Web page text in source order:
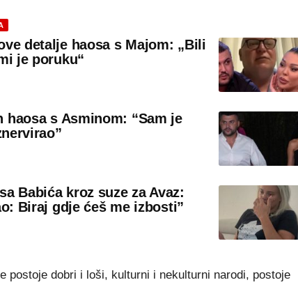
detalje haosa s Majom: „Bili
je poruku“
haosa s Asminom: “Sam je
Babića kroz suze za Avaz:
Biraj gdje ćeš me izbosti”
postoje dobri i loši, kulturni i nekulturni narodi, postoje